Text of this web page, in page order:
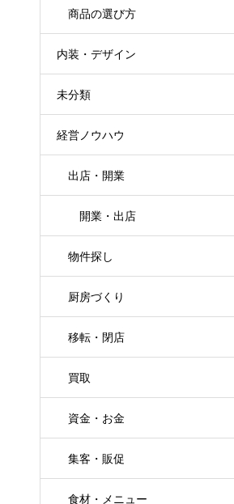
商品の選び方
内装・デザイン
未分類
経営ノウハウ
出店・開業
開業・出店
物件探し
厨房づくり
移転・閉店
買取
資金・お金
集客・販促
食材・メニュー